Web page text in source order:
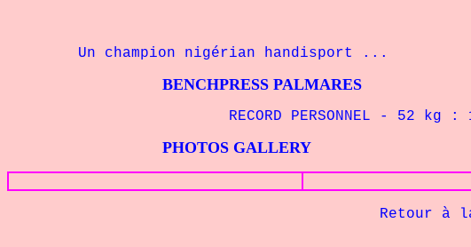
Un champion nigérian handisport ...
BENCHPRESS PALMARES
RECORD PERSONNEL - 52 kg :
PHOTOS GALLERY
Retour à la